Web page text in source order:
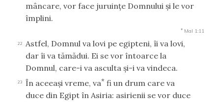
mâncare, vor face juruinţe Domnului şi le vor
împlini.
* Mal 1:11
22
Astfel, Domnul va lovi pe egipteni, îi va lovi,
dar îi va tămădui. Ei se vor întoarce la
Domnul, care-i va asculta şi-i va vindeca.
23 În aceeaşi vreme, va* fi un drum care va
duce din Egipt în Asiria: asirienii se vor duce